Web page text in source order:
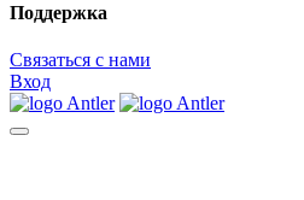
Поддержка
Связаться с нами
Вход